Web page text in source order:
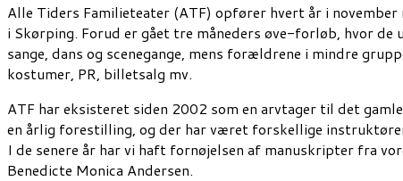
Alle Tiders Familieteater (ATF) opfører hvert år i
i Skørping. Forud er gået tre måneders øve-forløb, hvor
sange, dans og scenegange, mens forældrene i mindre
kostumer, PR, billetsalg mv.
ATF har eksisteret siden 2002 som en arvtager til det
en årlig forestilling, og der har været forskellige
I de senere år har vi haft fornøjelsen af manuskripter fra
Benedicte Monica Andersen.